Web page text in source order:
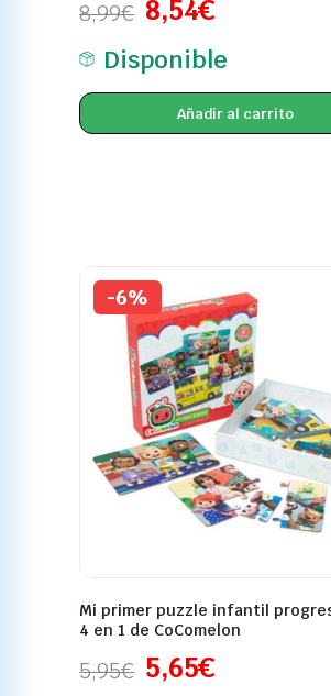
8,99€ 8,54€
Disponible
Añadir al carrito
-6%
Mi primer puzzle infantil
4 en 1 de CoComelon
5,95€ 5,65€